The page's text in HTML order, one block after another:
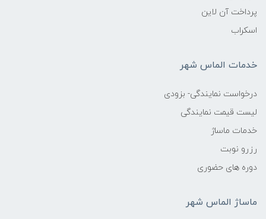
پرداخت آن لاین
اسکراب
خدمات الماس شهر
درخواست نمایندگی- بزودی
لیست قیمت نمایندگی
خدمات ماساژ
رزرو نوبت
دوره های حضوری
ماساژ الماس شهر